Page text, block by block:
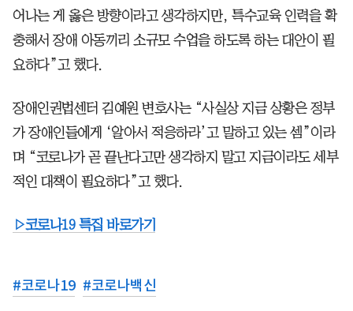
어나는 게 옳은 방향이라고 생각하지만, 특수교육 인력을 확
충해서 장애 아동끼리 소규모 수업을 하도록 하는 대안이 필
요하다”고 했다.
장애인권법센터 김예원 변호사는 “사실상 지금 상황은 정부
가 장애인들에게 ‘알아서 적응하라’고 말하고 있는 셈”이라
며 “코로나가 곧 끝난다고만 생각하지 말고 지금이라도 세부
적인 대책이 필요하다”고 했다.
▷코로나19 특집 바로가기
#코로나19 #코로나백신